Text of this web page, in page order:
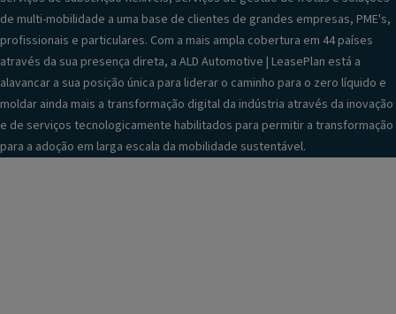
de multi-mobilidade a uma base de clientes de grandes empresas, PME's,
profissionais e particulares. Com a mais ampla cobertura em 44 países
através da sua presença direta, a ALD Automotive | LeasePlan está a
alavancar a sua posição única para liderar o caminho para o zero líquido e
moldar ainda mais a transformação digital da indústria através da inovação
e de serviços tecnologicamente habilitados para permitir a transformação
para a adoção em larga escala da mobilidade sustentável.